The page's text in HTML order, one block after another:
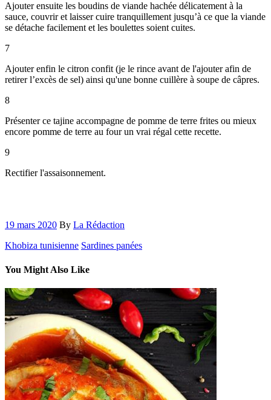
Ajouter ensuite les boudins de viande hachée délicatement à la
sauce, couvrir et laisser cuire tranquillement jusqu’à ce que la viande
se détache facilement et les boulettes soient cuites.
7
Ajouter enfin le citron confit (je le rince avant de l'ajouter afin de
retirer l’excès de sel) ainsi qu'une bonne cuillère à soupe de câpres.
8
Présenter ce tajine accompagne de pomme de terre frites ou mieux
encore pomme de terre au four un vrai régal cette recette.
9
Rectifier l'assaisonnement.
19 mars 2020 By La Rédaction
Khobiza tunisienne Sardines panées
You Might Also Like